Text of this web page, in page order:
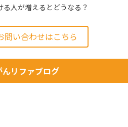
る人が増えるとどうなる？
問い合わせはこちら
んリファブログ